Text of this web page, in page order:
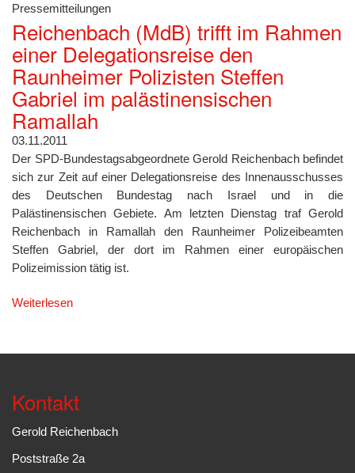
Pressemitteilungen
Reichenbach (MdB) trifft im Rahmen
einer Delegationsreise den
Raunheimer Polizisten Steffen
Gabriel im palästinensischen
Ramallah
03.11.2011
Der SPD-Bundestagsabgeordnete Gerold Reichenbach befindet
sich zur Zeit auf einer Delegationsreise des Innenausschusses
des Deutschen Bundestag nach Israel und in die
Palästinensischen Gebiete. Am letzten Dienstag traf Gerold
Reichenbach in Ramallah den Raunheimer Polizeibeamten
Steffen Gabriel, der dort im Rahmen einer europäischen
Polizeimission tätig ist.
Weiterlesen
Kontakt
Gerold Reichenbach
Poststraße 2a